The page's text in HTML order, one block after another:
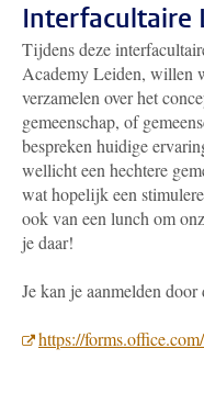
Interfacultaire
Tijdens deze
Academy Leiden, willen
verzamelen over het
gemeenschap, of
bespreken huidige
wellicht een hechtere
wat hopelijk een
ook van een lunch om
je daar!
Je kan je aanmelden
https://